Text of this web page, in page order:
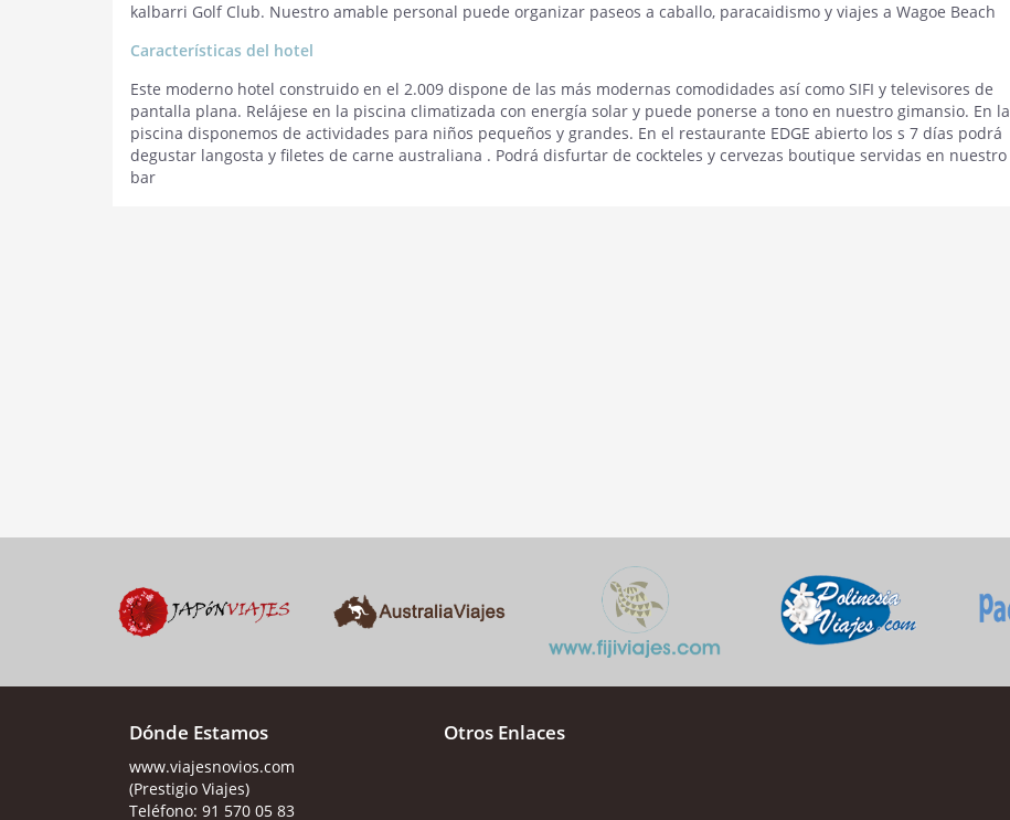
kalbarri Golf Club. Nuestro amable personal puede organizar paseos a caballo, paracaidismo y viajes a Wagoe Beach
Características del hotel
Este moderno hotel construido en el 2.009 dispone de las más modernas comodidades así como SIFI y televisores de
pantalla plana. Relájese en la piscina climatizada con energía solar y puede ponerse a tono en nuestro gimansio. En la
piscina disponemos de actividades para niños pequeños y grandes. En el restaurante EDGE abierto los s 7 días podrá
degustar langosta y filetes de carne australiana . Podrá disfurtar de cockteles y cervezas boutique servidas en nuestro
bar
Dónde Estamos
www.viajesnovios.com
(Prestigio Viajes)
Teléfono: 91 570 05 83
Otros Enlaces